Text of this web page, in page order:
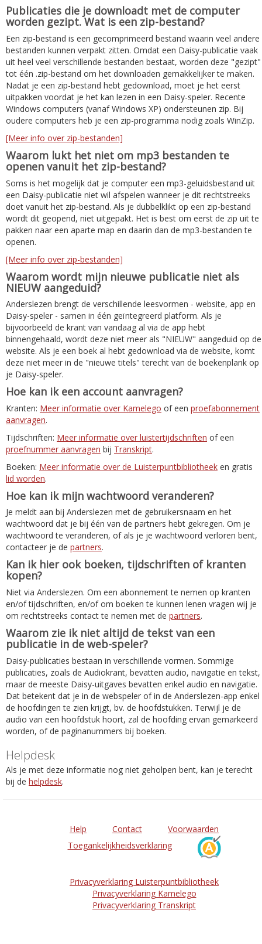
Publicaties die je downloadt met de computer
worden gezipt. Wat is een zip-bestand?
Een zip-bestand is een gecomprimeerd bestand waarin veel andere
bestanden kunnen verpakt zitten. Omdat een Daisy-publicatie vaak
uit heel veel verschillende bestanden bestaat, worden deze "gezipt"
tot één .zip-bestand om het downloaden gemakkelijker te maken.
Nadat je een zip-bestand hebt gedownload, moet je het eerst
uitpakken voordat je het kan lezen in een Daisy-speler. Recente
Windows computers (vanaf Windows XP) ondersteunen zip. Bij
oudere computers heb je een zip-programma nodig zoals WinZip.
[Meer info over zip-bestanden]
Waarom lukt het niet om mp3 bestanden te
openen vanuit het zip-bestand?
Soms is het mogelijk dat je computer een mp3-geluidsbestand uit
een Daisy-publicatie niet wil afspelen wanneer je dit rechtstreeks
doet vanuit het zip-bestand. Als je dubbelklikt op een zip-bestand
wordt dit geopend, niet uitgepakt. Het is best om eerst de zip uit te
pakken naar een aparte map en daarin dan de mp3-bestanden te
openen.
[Meer info over zip-bestanden]
Waarom wordt mijn nieuwe publicatie niet als
NIEUW aangeduid?
Anderslezen brengt de verschillende leesvormen - website, app en
Daisy-speler - samen in één geïntegreerd platform. Als je
bijvoorbeeld de krant van vandaag al via de app hebt
binnengehaald, wordt deze niet meer als "NIEUW" aangeduid op de
website. Als je een boek al hebt gedownload via de website, komt
deze niet meer in de "nieuwe titels" terecht van de boekenplank op
je Daisy-speler.
Hoe kan ik een account aanvragen?
Kranten: Meer informatie over Kamelego of een proefabonnement
aanvragen.
Tijdschriften: Meer informatie over luistertijdschriften of een
proefnummer aanvragen bij Transkript.
Boeken: Meer informatie over de Luisterpuntbibliotheek en gratis
lid worden.
Hoe kan ik mijn wachtwoord veranderen?
Je meldt aan bij Anderslezen met de gebruikersnaam en het
wachtwoord dat je bij één van de partners hebt gekregen. Om je
wachtwoord te veranderen, of als je je wachtwoord verloren bent,
contacteer je de partners.
Kan ik hier ook boeken, tijdschriften of kranten
kopen?
Niet via Anderslezen. Om een abonnement te nemen op kranten
en/of tijdschriften, en/of om boeken te kunnen lenen vragen wij je
om rechtstreeks contact te nemen met de partners.
Waarom zie ik niet altijd de tekst van een
publicatie in de web-speler?
Daisy-publicaties bestaan in verschillende vormen. Sommige
publicaties, zoals de Audiokrant, bevatten audio, navigatie en tekst,
maar de meeste Daisy-uitgaves bevatten enkel audio en navigatie.
Dat betekent dat je in de webspeler of in de Anderslezen-app enkel
de hoofdingen te zien krijgt, bv. de hoofdstukken. Terwijl je de
audio van een hoofdstuk hoort, zal de hoofding ervan gemarkeerd
worden, of de paginanummers bij boeken.
Helpdesk
Als je met deze informatie nog niet geholpen bent, kan je terecht
bij de helpdesk.
Help Contact
Voorwaarden
Toegankelijkheidsverklaring
Privacyverklaring Luisterpuntbibliotheek
Privacyverklaring Kamelego
Privacyverklaring Transkript